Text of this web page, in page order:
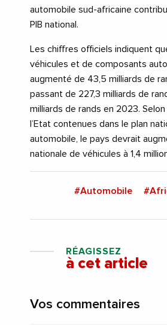
automobile sud-africaine
PIB national.
Les chiffres officiels indiquent
véhicules et de composants
augmenté de 43,5 milliards de
passant de 227,3 milliards de
milliards de rands en 2023.
l’Etat contenues dans le plan
automobile, le pays devrait
nationale de véhicules à 1,4
#Automobile
RÉAGISSEZ
à cet article
Vos commentaires